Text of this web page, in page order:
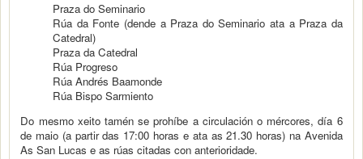
Praza do Seminario
Rúa da Fonte (dende a Praza do Seminario ata a Praza da
Catedral)
Praza da Catedral
Rúa Progreso
Rúa Andrés Baamonde
Rúa Bispo Sarmiento
Do mesmo xeito tamén se prohíbe a circulación o mércores, día 6
de maio (a partir das 17:00 horas e ata as 21.30 horas) na Avenida
As San Lucas e as rúas citadas con anterioridade.